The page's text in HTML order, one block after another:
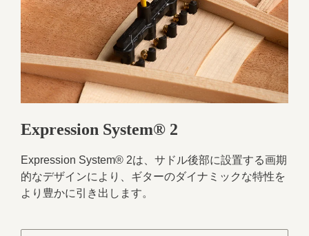
Expression System® 2
Expression System® 2は、サドル後部に設置する画期
的なデザインにより、ギターのダイナミックな特性を
より豊かに引き出します。